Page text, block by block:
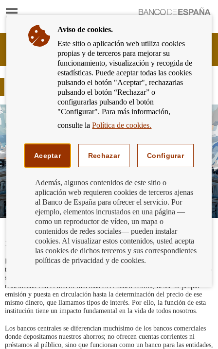
Mostrar
Ir
página
de
inicio
del
Banco
de
España
Cliente
Bancario
Banco
España
Eurosistema,
¿Sabes qué es un banco central?
10/12/2024
En cualquier economía, constantemente se producen transacciones que
tienen su derivada financiera. Así, cuando compramos o vendemos bienes o
servicios, los intercambiamos por dinero. Y quien garantiza que todo lo
relacionado con el dinero funciona es el banco central, desde su propia
emisión y puesta en circulación hasta la determinación del precio de ese
mismo dinero, que llamamos tipos de interés. Por ello, la función de esta
institución tiene un impacto fundamental en la vida de todos nosotros.
Los bancos centrales se diferencian muchísimo de los bancos comerciales
donde depositamos nuestros ahorros; no ofrecen cuentas corrientes ni
préstamos al público, sino que funcionan como un banco para las entidades,
Aviso de cookies.
Este sitio o aplicación web utiliza cookies
propias y de terceros para mejorar su
funcionamiento, visualización y recogida de
estadísticas. Puede aceptar todas las cookies
pulsando el botón "Aceptar", rechazarlas
pulsando el botón “Rechazar” o
configurarlas pulsando el botón
"Configurar". Para más información,
consulte laPolítica de cookies.
Aceptar Rechazar Configurar
Además, algunos contenidos de este sitio o
aplicación web requieren cookies de terceros ajenas
al Banco de España para ofrecer el servicio. Por
ejemplo, elementos incrustados en una página —
como un reproductor de vídeo, un mapa o
contenidos de redes sociales— pueden instalar
cookies. Al visualizar estos contenidos, usted acepta
las cookies de dichos terceros y sus correspondientes
políticas de privacidad y de cookies.